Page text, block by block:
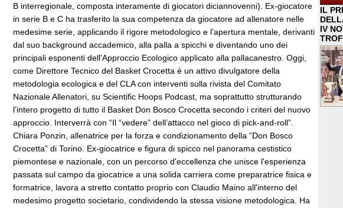
B interregionale, composta interamente di giocatori diciannovenni). Ex-giocatore
in serie B e C ha trasferito la sua competenza da giocatore ad allenatore nelle
medesime serie, applicando il rigore metodologico e l’apertura mentale, derivanti
dal suo background accademico, alla palla a spicchi e diventando uno dei
principali esponenti dell'Approccio Ecologico applicato alla pallacanestro. Oggi,
come Direttore Tecnico del Basket Crocetta è un attivo divulgatore della
metodologia ecologica e del CLA con interventi sulla rivista del Comitato
Nazionale Allenatori, su Scientific Hoops Podcast, ma soprattutto strutturando
l’intero progetto di tutto il Basket Don Bosco Crocetta secondo i criteri del nuovo
approccio. Interverrà con “Il “vedere” dell’attacco nel gioco di pick-and-roll”.
Chiara Ponzin, allenatrice per la forza e condizionamento della “Don Bosco
Crocetta” di Torino. Ex-giocatrice e figura di spicco nel panorama cestistico
piemontese e nazionale, con un percorso d'eccellenza che unisce l'esperienza
passata sul campo da giocatrice a una solida carriera come preparatrice fisica e
formatrice, lavora a stretto contatto proprio con Claudio Maino all'interno del
medesimo progetto societario, condividendo la stessa visione metodologica. Ha
IL
IV